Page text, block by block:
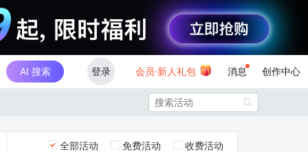
AI 搜索 登录 会员·新人礼包 消息 创作中心

全部活动 免费活动 收费活动